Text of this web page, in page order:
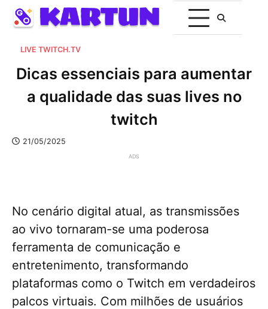
LIVE TWITCH.TV
Dicas essenciais para aumentar
a qualidade das suas lives no
twitch
21/05/2025
ADS
No cenário digital atual, as transmissões
ao vivo tornaram-se uma poderosa
ferramenta de comunicação e
entretenimento, transformando
plataformas como o Twitch em verdadeiros
palcos virtuais. Com milhões de usuários